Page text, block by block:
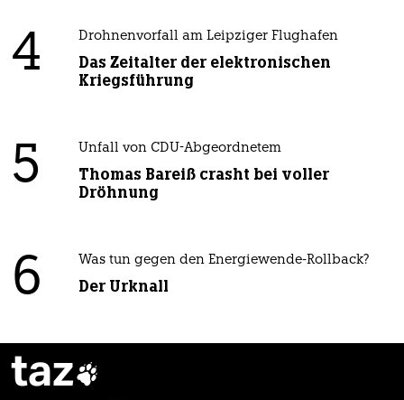
4 Drohnenvorfall am Leipziger Flughafen
Das Zeitalter der elektronischen
Kriegsführung
5 Unfall von CDU-Abgeordnetem
Thomas Bareiß crasht bei voller
Dröhnung
6 Was tun gegen den Energiewende-Rollback?
Der Urknall
taz